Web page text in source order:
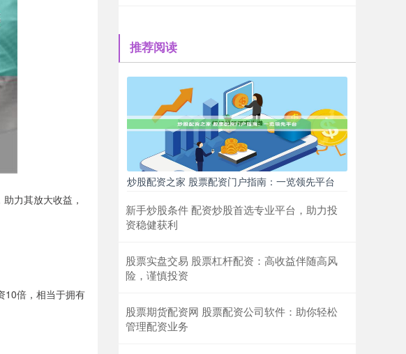
力其放大收益，
10倍，相当于拥有
推荐阅读
炒股配资之家 股票配资门户指南：一览领先平台
新手炒股条件 配资炒股首选专业平台，助力投
资稳健获利
股票实盘交易 股票杠杆配资：高收益伴随高风
险，谨慎投资
股票期货配资网 股票配资公司软件：助你轻松
管理配资业务